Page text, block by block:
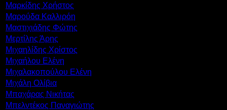
Μαρκίδης Χρήστος
Μαρούδα Καλλιρόη
Μαστιχιάδης Φώτης
Μερτίλης Άρης
Μιχαηλίδης Χρίστος
Μιχαήλου Ελένη
Μιχαλακοπούλου Ελένη
Μιχάλη Ολίβια
Μπαχάρας Νικήτας
Μπελντέκος Παναγιώτης